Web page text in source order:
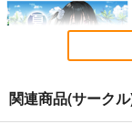
関連商品(サーク